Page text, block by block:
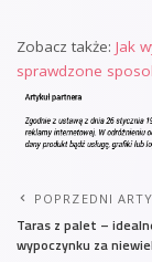
Zobacz także: Jak
sprawdzone
POPRZEDNI
Taras z palet –
wypoczynku za